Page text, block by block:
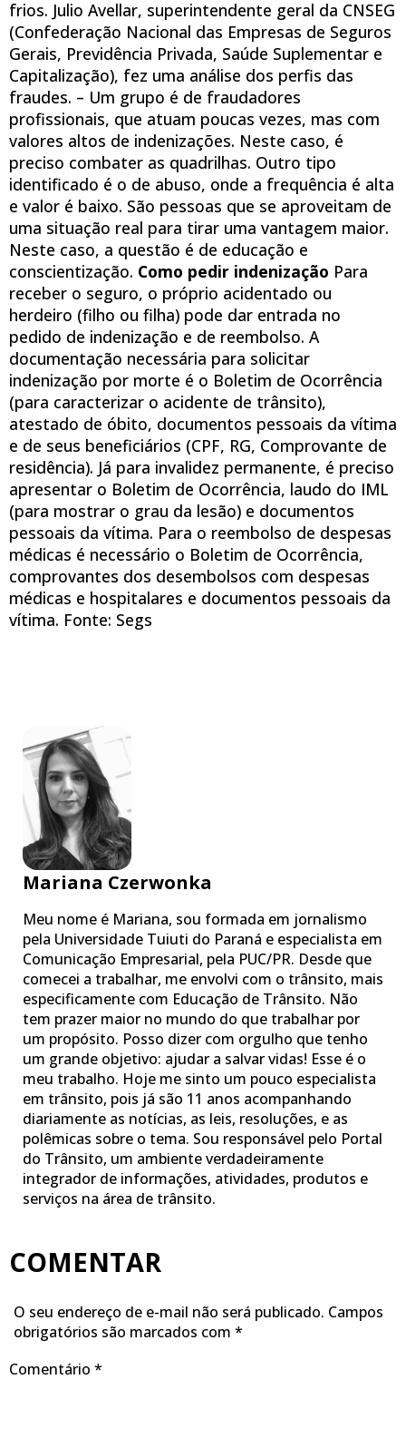
frios. Julio Avellar, superintendente geral da CNSEG
(Confederação Nacional das Empresas de Seguros
Gerais, Previdência Privada, Saúde Suplementar e
Capitalização), fez uma análise dos perfis das
fraudes. – Um grupo é de fraudadores
profissionais, que atuam poucas vezes, mas com
valores altos de indenizações. Neste caso, é
preciso combater as quadrilhas. Outro tipo
identificado é o de abuso, onde a frequência é alta
e valor é baixo. São pessoas que se aproveitam de
uma situação real para tirar uma vantagem maior.
Neste caso, a questão é de educação e
conscientização. Como pedir indenização Para
receber o seguro, o próprio acidentado ou
herdeiro (filho ou filha) pode dar entrada no
pedido de indenização e de reembolso. A
documentação necessária para solicitar
indenização por morte é o Boletim de Ocorrência
(para caracterizar o acidente de trânsito),
atestado de óbito, documentos pessoais da vítima
e de seus beneficiários (CPF, RG, Comprovante de
residência). Já para invalidez permanente, é preciso
apresentar o Boletim de Ocorrência, laudo do IML
(para mostrar o grau da lesão) e documentos
pessoais da vítima. Para o reembolso de despesas
médicas é necessário o Boletim de Ocorrência,
comprovantes dos desembolsos com despesas
médicas e hospitalares e documentos pessoais da
vítima. Fonte: Segs
Mariana Czerwonka
Meu nome é Mariana, sou formada em jornalismo
pela Universidade Tuiuti do Paraná e especialista em
Comunicação Empresarial, pela PUC/PR. Desde que
comecei a trabalhar, me envolvi com o trânsito, mais
especificamente com Educação de Trânsito. Não
tem prazer maior no mundo do que trabalhar por
um propósito. Posso dizer com orgulho que tenho
um grande objetivo: ajudar a salvar vidas! Esse é o
meu trabalho. Hoje me sinto um pouco especialista
em trânsito, pois já são 11 anos acompanhando
diariamente as notícias, as leis, resoluções, e as
polêmicas sobre o tema. Sou responsável pelo Portal
do Trânsito, um ambiente verdadeiramente
integrador de informações, atividades, produtos e
serviços na área de trânsito.
COMENTAR
O seu endereço de e-mail não será publicado. Campos
obrigatórios são marcados com *
Comentário *